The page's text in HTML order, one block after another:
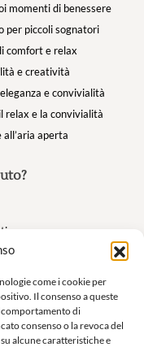
come i cookie per
Il consenso a queste
comportamento di
consenso o la revoca del
alcune caratteristiche e
momenti di benessere
per piccoli sognatori
comfort e relax
e creatività
e convivialità
relax e la convivialità
all’aria aperta